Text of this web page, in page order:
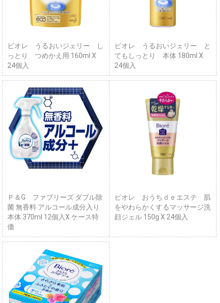
ビオレ うるおいジェリー し
っとり つめかえ用 160ml X
24個入
ビオレ うるおいジェリー と
てもしっとり 本体 180ml X
24個入
Ｐ＆G ファブリーズ ダブル除
菌 無香料 アルコール成分入り
本体 370ml 12個入X ケース特
価
ビオレ おうちｄｅエステ 肌
をやわらかくするマッサージ洗
顔ジェル 150g X 24個入